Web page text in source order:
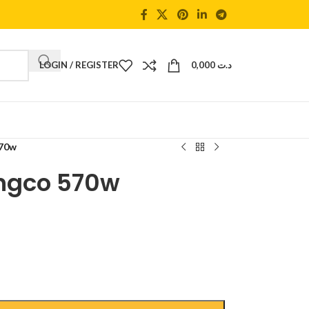
LOGIN / REGISTER د.ت
570w